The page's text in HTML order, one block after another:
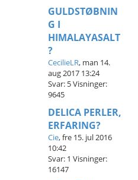
GULDSTØBNIN
G I
HIMALAYASALT
?
CecilieLR, man 14.
aug 2017 13:24
Svar: 5Visninger:
9645
DELICA PERLER,
ERFARING?
Cie,fre 15. jul 2016
10:42
Svar: 1 Visninger:
16147